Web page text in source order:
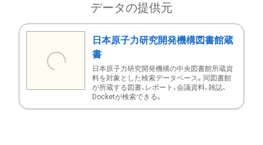
データの提供元
日本原子力研究開発機構図書館蔵
書
日本原子力研究開発機構の中央図書館所蔵資
料を対象とした検索データベース。同図書館
が所蔵する図書、レポート、会議資料、雑誌、
Docketが検索できる。